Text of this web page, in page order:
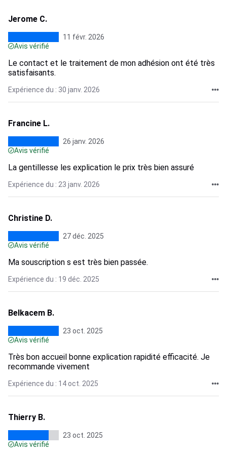
Jerome C.
11 févr. 2026
Avis vérifié
Le contact et le traitement de mon adhésion ont été très
satisfaisants.
Expérience du : 30 janv. 2026
Francine L.
26 janv. 2026
Avis vérifié
La gentillesse les explication le prix très bien assuré
Expérience du : 23 janv. 2026
Christine D.
27 déc. 2025
Avis vérifié
Ma souscription s est très bien passée.
Expérience du : 19 déc. 2025
Belkacem B.
23 oct. 2025
Avis vérifié
Très bon accueil bonne explication rapidité efficacité. Je
recommande vivement
Expérience du : 14 oct. 2025
Thierry B.
23 oct. 2025
Avis vérifié